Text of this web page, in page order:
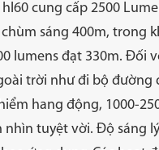
cung cấp 2500
sáng 400m, trong
lumens đạt 330m. Đối
trời như đi bộ đường
hang động, 1000-
nhìn tuyệt vời. Độ sáng